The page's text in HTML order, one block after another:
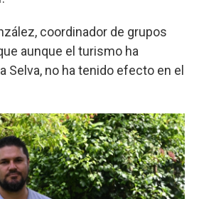
coordinador de grupos
aunque el turismo ha
Selva, no ha tenido efecto en el